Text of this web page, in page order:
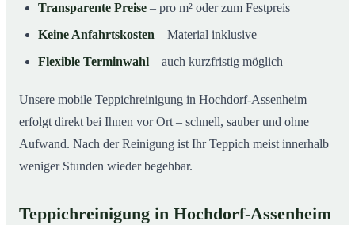
Transparente Preise – pro m² oder zum Festpreis
Keine Anfahrtskosten – Material inklusive
Flexible Terminwahl – auch kurzfristig möglich
Unsere mobile Teppichreinigung in Hochdorf-Assenheim
erfolgt direkt bei Ihnen vor Ort – schnell, sauber und ohne
Aufwand. Nach der Reinigung ist Ihr Teppich meist innerhalb
weniger Stunden wieder begehbar.
Teppichreinigung in Hochdorf-Assenheim